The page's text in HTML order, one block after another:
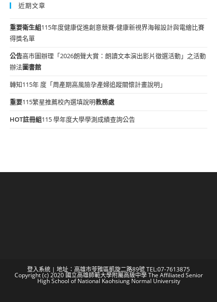
近期文章
重要衛生組115年度健康促進創意競賽-健康新視界海報設計與電繪比賽
得獎名單
公告高市圖辦理「2026朗聲大賞：朗讀文本演出影片徵選活動」之活動
辦法圖書館
轉知115年 度「周產期高風險孕產婦追蹤關懷計畫說明」
重要115繁星推薦校內選填說明教務處
HOT註冊組115 學年度大學學測成績查詢公告
登入系統 | 地址：高雄市苓雅區凱旋二路89號 TEL:07-7613875
Copyright (c) 2020 國立高雄師範大學附屬高級中學 The Affiliated Senior
High School of National Kaohsiung Normal University